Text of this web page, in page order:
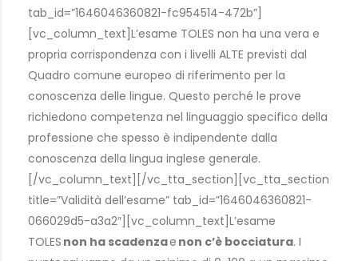
tab_id=”1646046360821-fc954514-472b”]
[vc_column_text]L’esame TOLES non ha una vera e
propria corrispondenza con i livelli ALTE previsti dal
Quadro comune europeo di riferimento per la
conoscenza delle lingue. Questo perché le prove
richiedono competenza nel linguaggio specifico della
professione che spesso è indipendente dalla
conoscenza della lingua inglese generale.
[/vc_column_text][/vc_tta_section][vc_tta_section
title=”Validità dell’esame” tab_id=”1646046360821-
066029d5-a3a2″][vc_column_text]L’esame
TOLES non ha scadenzae non c’è bocciatura. I